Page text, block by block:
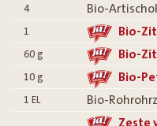
4 Bio-
1 Bio-
60 g Bio-
10 g Bio-
1 EL
Bio-
Zeste